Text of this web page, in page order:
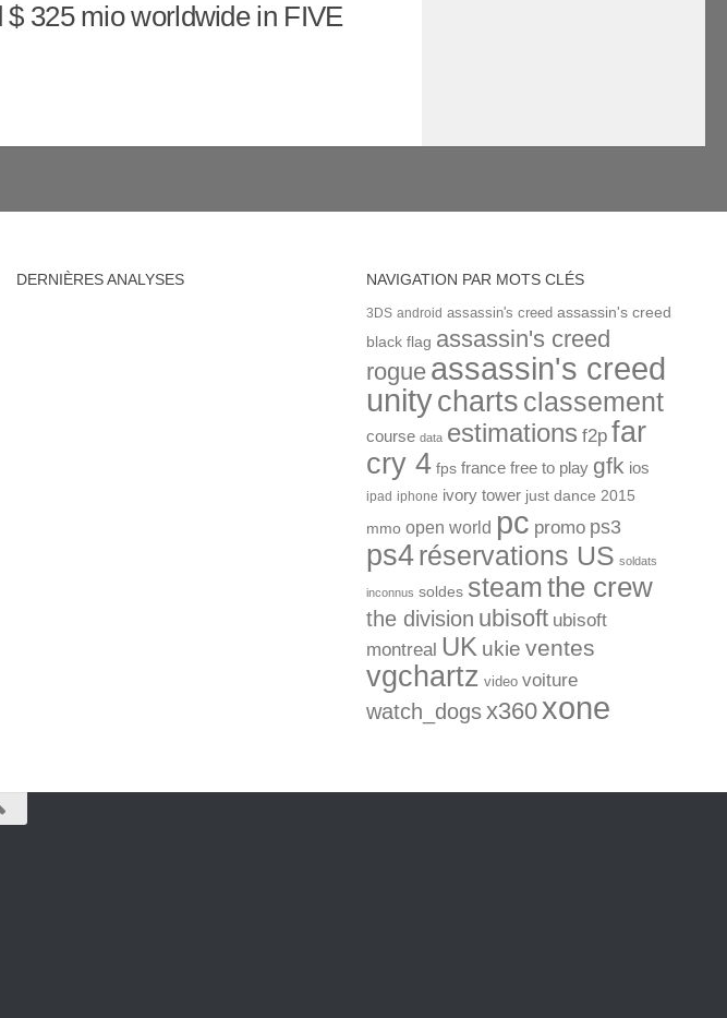
325 mio worldwide in FIVE
DERNIÈRES ANALYSES NAVIGATION PAR MOTS CLÉS
3DS android assassin's creed assassin's creed
black flag assassin's creed
rogue assassin's creed
unitycharts classement
course data estimations f2p far
cry 4 fps france free to play gfk ios
ipad iphone ivory tower just dance 2015
mmo open world pc promo ps3
ps4réservations US soldats
inconnus soldes steamthe crew
the division ubisoft ubisoft
montreal UK ukie ventes
vgchartz video voiture
watch_dogsx360 xone